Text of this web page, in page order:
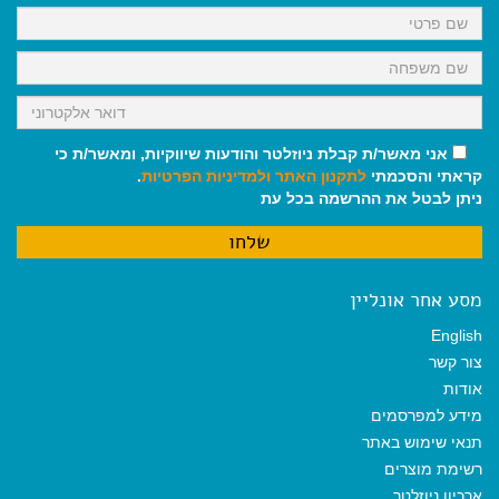
k
p
m
אני מאשר/ת קבלת ניוזלטר והודעות שיווקיות, ומאשר/ת כי
קראתי והסכמתי לתקנון האתר ולמדיניות הפרטיות.
ניתן לבטל את ההרשמה בכל עת
מסע אחר אונליין
English
צור קשר
אודות
מידע למפרסמים
תנאי שימוש באתר
רשימת מוצרים